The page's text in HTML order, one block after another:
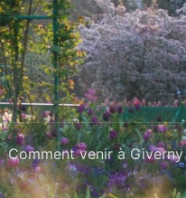
Comment venir à Giverny